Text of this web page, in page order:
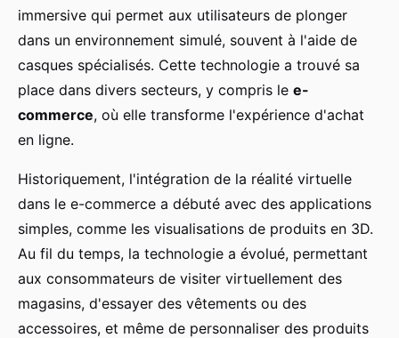
immersive qui permet aux utilisateurs de plonger
dans un environnement simulé, souvent à l'aide de
casques spécialisés. Cette technologie a trouvé sa
place dans divers secteurs, y compris le e-
commerce, où elle transforme l'expérience d'achat
en ligne.
Historiquement, l'intégration de la réalité virtuelle
dans le e-commerce a débuté avec des applications
simples, comme les visualisations de produits en 3D.
Au fil du temps, la technologie a évolué, permettant
aux consommateurs de visiter virtuellement des
magasins, d'essayer des vêtements ou des
accessoires, et même de personnaliser des produits